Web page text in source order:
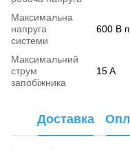
Максимальна
напруга
системи
600 В
Максимальний
струм
запобіжника
15 A
Доставка